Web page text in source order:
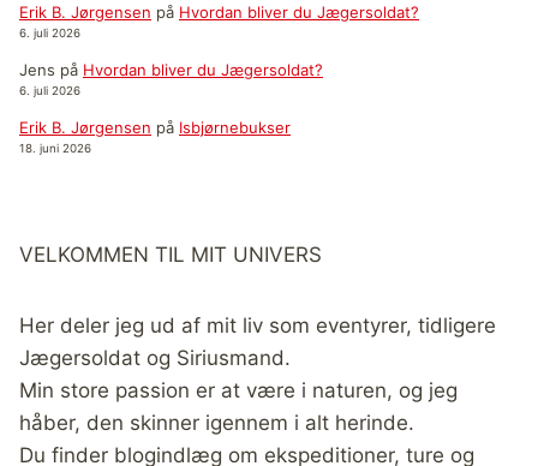
Erik B. Jørgensen på Hvordan bliver du Jægersoldat?
6. juli 2026
Jens på Hvordan bliver du Jægersoldat?
6. juli 2026
Erik B. Jørgensen på Isbjørnebukser
18. juni 2026
VELKOMMEN TIL MIT UNIVERS
Her deler jeg ud af mit liv som eventyrer, tidligere
Jægersoldat og Siriusmand.
Min store passion er at være i naturen, og jeg
håber, den skinner igennem i alt herinde.
Du finder blogindlæg om ekspeditioner, ture og